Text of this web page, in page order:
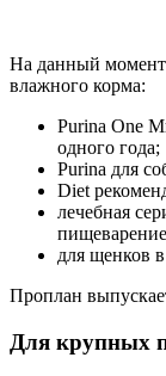
На данный
влажного корма:
Purina One
одного года;
Purina для
Diet
лечебная
для щенков в
Проплан
Для крупных